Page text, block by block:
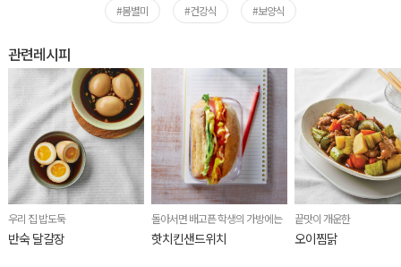
#봄별미 #건강식 #보양식
관련레시피
우리 집 밥도둑
반숙 달걀장
돌아서면 배고픈 학생의 가방에는
핫치킨샌드위치
끝맛이 개운한
오이찜닭